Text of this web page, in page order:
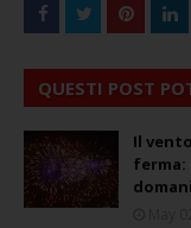
QUESTI POST
Il